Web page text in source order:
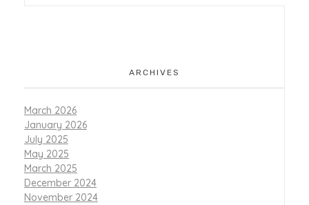
ARCHIVES
March 2026
January 2026
July 2025
May 2025
March 2025
December 2024
November 2024